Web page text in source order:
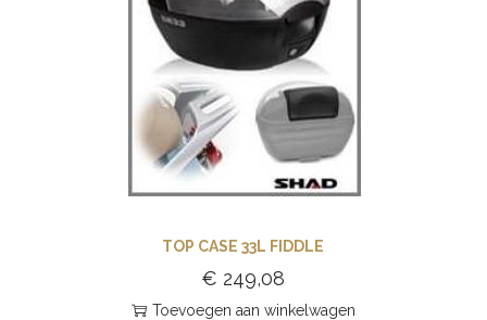
TOP CASE 33L FIDDLE
€ 249,08
Toevoegen aan winkelwagen